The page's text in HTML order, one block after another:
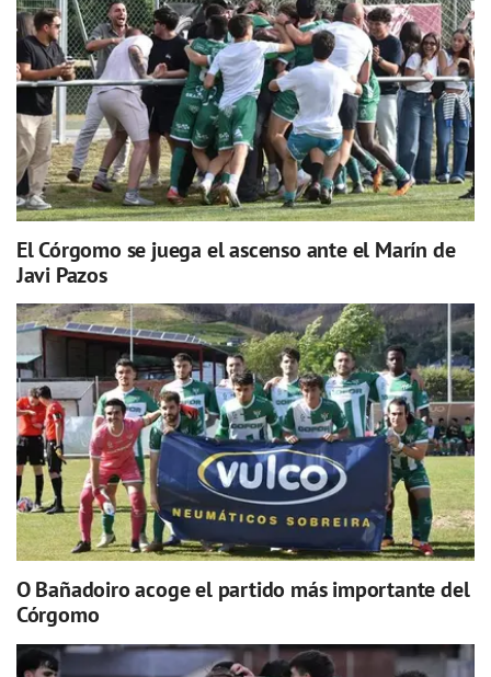
El Córgomo se juega el ascenso ante el Marín de
Javi Pazos
O Bañadoiro acoge el partido más importante del
Córgomo